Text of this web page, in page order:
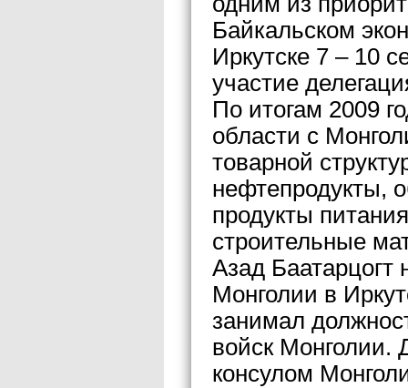
Байкальском
Иркутске 7 – 10
участие
По итогам 2009
области с
товарной
нефтепродукты,
продукты
строительные
Азад Баатарцогт
Монголии в
занимал
войск Монголии.
консулом